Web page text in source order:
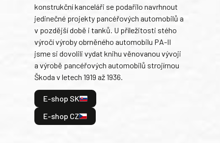
konstrukční kanceláři se podařilo navrhnout
jedinečné projekty pancéřových automobilů a
v pozdější době i tanků. U příležitosti stého
výročí výroby obrněného automobilu PA-II
jsme si dovolili vydat knihu věnovanou vývoji
a výrobě pancéřových automobilů strojírnou
Škoda v letech 1919 až 1936.
E-shop SK
E-shop CZ